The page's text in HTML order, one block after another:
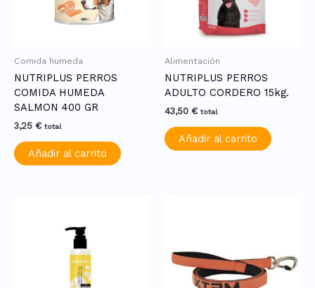
Comida humeda
NUTRIPLUS PERROS
COMIDA HUMEDA
SALMON 400 GR
3,25 € total
Añadir al carrito
Alimentación
NUTRIPLUS PERROS
ADULTO CORDERO 15kg.
43,50 € total
Añadir al carrito